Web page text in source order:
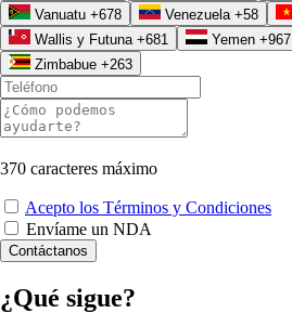
Vanuatu +678 Venezuela +58
Wallis y Futuna +681 Yemen +967
Zimbabue +263
370 caracteres máximo
Acepto los Términos y Condiciones
Envíame un NDA
Contáctanos
¿Qué sigue?